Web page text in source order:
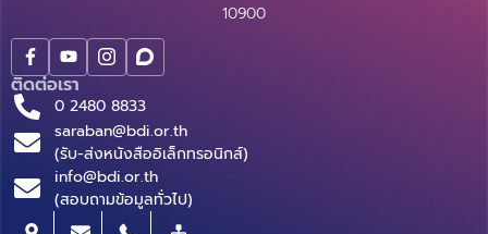
10900
ติดต่อเรา
0 2480 8833
saraban@bdi.or.th
(รับ-ส่งหนังสืออิเล็กทรอนิกส์)
info@bdi.or.th
(สอบถามข้อมูลทั่วไป)